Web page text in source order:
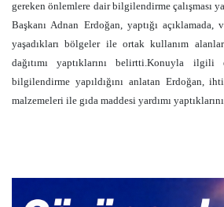
gereken önlemlere dair bilgilendirme çalışması
Başkanı Adnan Erdoğan, yaptığı açıklamada,
yaşadıkları bölgeler ile ortak kullanım
dağıtımı yaptıklarını belirtti.Konuyla
bilgilendirme yapıldığını anlatan Erdoğan,
malzemeleri ile gıda maddesi yardımı